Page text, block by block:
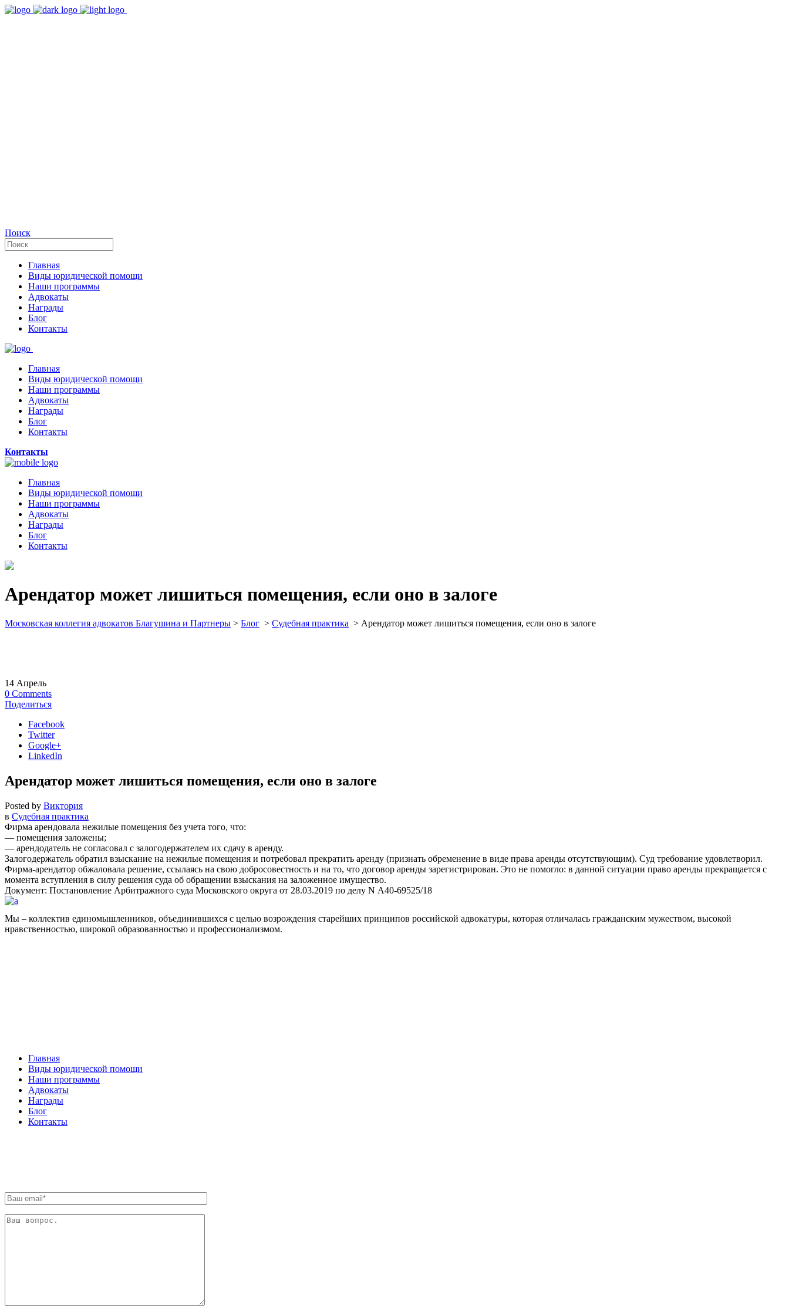
Поиск
Главная
Виды юридической помощи
Наши программы
Адвокаты
Награды
Блог
Контакты
Главная
Виды юридической помощи
Наши программы
Адвокаты
Награды
Блог
Контакты
Контакты
Главная
Виды юридической помощи
Наши программы
Адвокаты
Награды
Блог
Контакты
Арендатор может лишиться помещения, если оно в залоге
Московская коллегия адвокатов Благушина и Партнеры > Блог > Судебная практика > Арендатор может лишиться помещения, если оно в залоге
14 Апрель
0 Comments
Поделиться
Facebook
Twitter
Google+
LinkedIn
Арендатор может лишиться помещения, если оно в залоге
Posted by Виктория
в Судебная практика
Фирма арендовала нежилые помещения без учета того, что:
— помещения заложены;
— арендодатель не согласовал с залогодержателем их сдачу в аренду.
Залогодержатель обратил взыскание на нежилые помещения и потребовал прекратить аренду (признать обременение в виде права аренды отсутствующим). Суд требование удовлетворил.
Фирма-арендатор обжаловала решение, ссылаясь на свою добросовестность и на то, что договор аренды зарегистрирован. Это не помогло: в данной ситуации право аренды прекращается с
момента вступления в силу решения суда об обращении взыскания на заложенное имущество.
Документ: Постановление Арбитражного суда Московского округа от 28.03.2019 по делу N А40-69525/18
Мы – коллектив единомышленников, объединившихся с целью возрождения старейших принципов российской адвокатуры, которая отличалась гражданским мужеством, высокой
нравственностью, широкой образованностью и профессионализмом.
Главная
Виды юридической помощи
Наши программы
Адвокаты
Награды
Блог
Контакты